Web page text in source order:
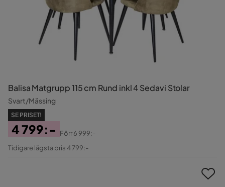
Balisa Matgrupp 115 cm Rund inkl 4 Sedavi Stolar
Svart/Mässing
SE PRISET!
Pris
4 799:-
Original
Förr6 999:-
Tidigare lägsta pris 4 799:-